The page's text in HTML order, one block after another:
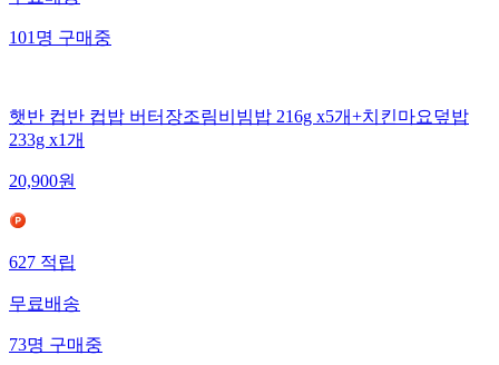
101명구매중
햇반 컵반 컵밥 버터장조림비빔밥 216g x5개+치킨마요덮밥
233g x1개
20,900원
627적립
무료배송
73명구매중